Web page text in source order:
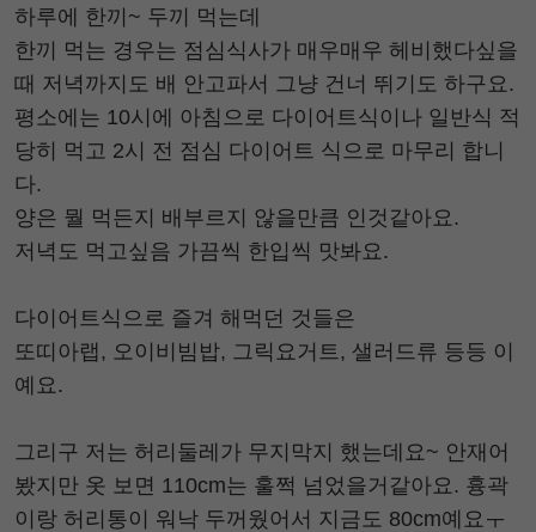
하루에 한끼~ 두끼 먹는데
한끼 먹는 경우는 점심식사가 매우매우 헤비했다싶을
때 저녁까지도 배 안고파서 그냥 건너 뛰기도 하구요.
평소에는 10시에 아침으로 다이어트식이나 일반식 적
당히 먹고 2시 전 점심 다이어트 식으로 마무리 합니
다.
양은 뭘 먹든지 배부르지 않을만큼 인것같아요.
저녁도 먹고싶음 가끔씩 한입씩 맛봐요.
다이어트식으로 즐겨 해먹던 것들은
또띠아랩, 오이비빔밥, 그릭요거트, 샐러드류 등등 이
예요.
그리구 저는 허리둘레가 무지막지 했는데요~ 안재어
봤지만 옷 보면 110cm는 훌쩍 넘었을거같아요. 흉곽
이랑 허리통이 워낙 두꺼웠어서 지금도 80cm예요ㅜ